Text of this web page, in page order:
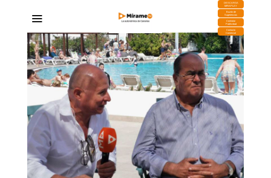
DESCARGA
MIRAPLAY
Buzón de
Sugerencias
Contratar
Publicidad
Contacto
Comercial